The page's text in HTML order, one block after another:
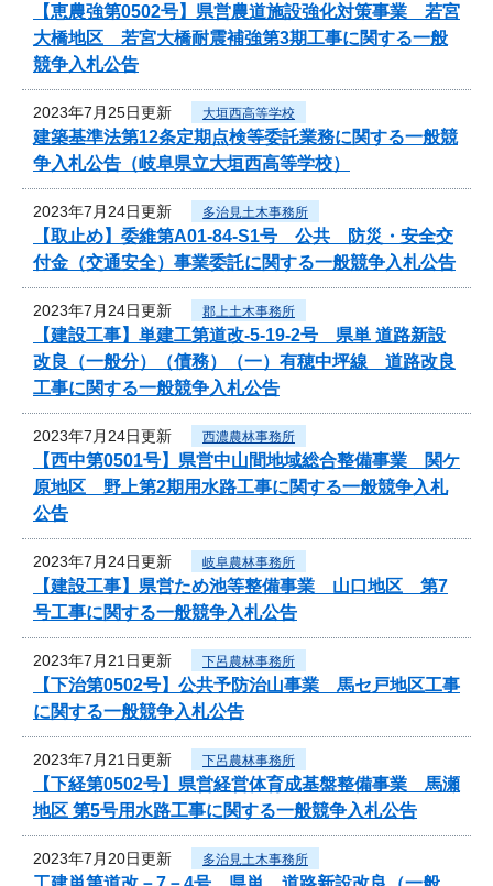
【恵農強第0502号】県営農道施設強化対策事業 若宮
大橋地区 若宮大橋耐震補強第3期工事に関する一般
競争入札公告
2023年7月25日更新 大垣西高等学校
建築基準法第12条定期点検等委託業務に関する一般競
争入札公告（岐阜県立大垣西高等学校）
2023年7月24日更新 多治見土木事務所
【取止め】委維第A01-84-S1号 公共 防災・安全交
付金（交通安全）事業委託に関する一般競争入札公告
2023年7月24日更新 郡上土木事務所
【建設工事】単建工第道改-5-19-2号 県単 道路新設
改良（一般分）（債務）（一）有穂中坪線 道路改良
工事に関する一般競争入札公告
2023年7月24日更新 西濃農林事務所
【西中第0501号】県営中山間地域総合整備事業 関ケ
原地区 野上第2期用水路工事に関する一般競争入札
公告
2023年7月24日更新 岐阜農林事務所
【建設工事】県営ため池等整備事業 山口地区 第7
号工事に関する一般競争入札公告
2023年7月21日更新 下呂農林事務所
【下治第0502号】公共予防治山事業 馬セ戸地区工事
に関する一般競争入札公告
2023年7月21日更新 下呂農林事務所
【下経第0502号】県営経営体育成基盤整備事業 馬瀬
地区 第5号用水路工事に関する一般競争入札公告
2023年7月20日更新 多治見土木事務所